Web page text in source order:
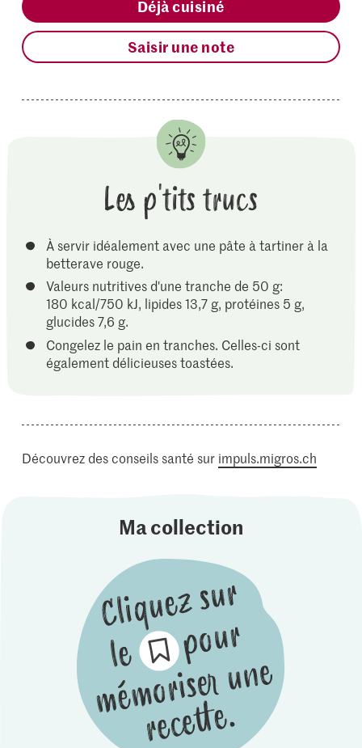
Déjà cuisiné
Saisir une note
Les p'tits trucs
À servir idéalement avec une pâte à tartiner à la
betterave rouge.
Valeurs nutritives d'une tranche de 50 g:
180 kcal/750 kJ, lipides 13,7 g, protéines 5 g,
glucides 7,6 g.
Congelez le pain en tranches. Celles-ci sont
également délicieuses toastées.
Découvrez des conseils santé sur impuls.migros.ch
Ma collection